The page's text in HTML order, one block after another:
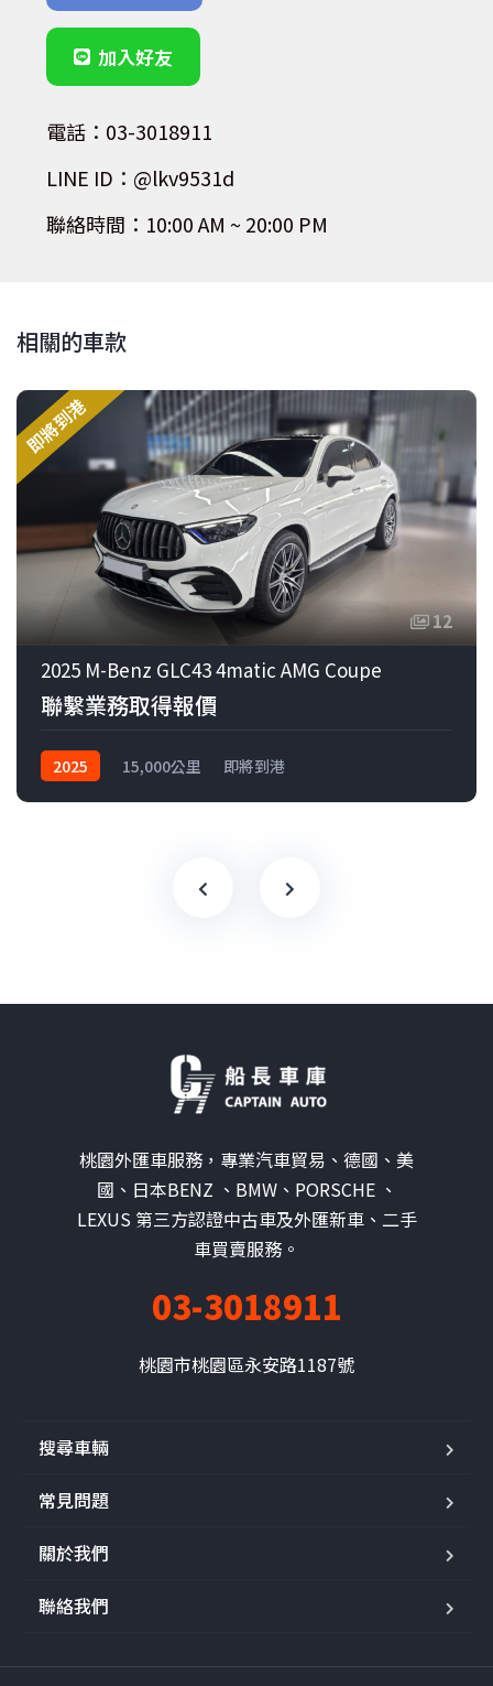
加入好友
電話：03-3018911
LINE ID：@lkv9531d
聯絡時間：10:00 AM ~ 20:00 PM
相關的車款
即將到港
12
2025 M-Benz GLC43 4matic AMG Coupe
聯繫業務取得報價
2025 15,000公里 即將到港
桃園外匯車服務，專業汽車貿易、德國、美
國、日本BENZ 、BMW、PORSCHE 、
LEXUS 第三方認證中古車及外匯新車、二手
車買賣服務。
03-3018911
桃園市桃園區永安路1187號
搜尋車輛
常見問題
關於我們
聯絡我們